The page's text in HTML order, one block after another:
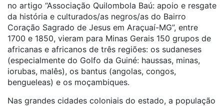
no artigo “Associação Quilombola Baú: apoio e resgate
da história e culturados/as negros/as do Bairro
Coração Sagrado de Jesus em Araçuaí-MG”, entre
1700 e 1850, vieram para Minas Gerais 150 grupos de
africanas e africanos de três regiões: os sudaneses
(especialmente do Golfo da Guiné: haussas, minas,
iorubas, malês), os bantus (angolas, congos,
bengueleas) e os moçambiques.
Nas grandes cidades coloniais do estado, a população